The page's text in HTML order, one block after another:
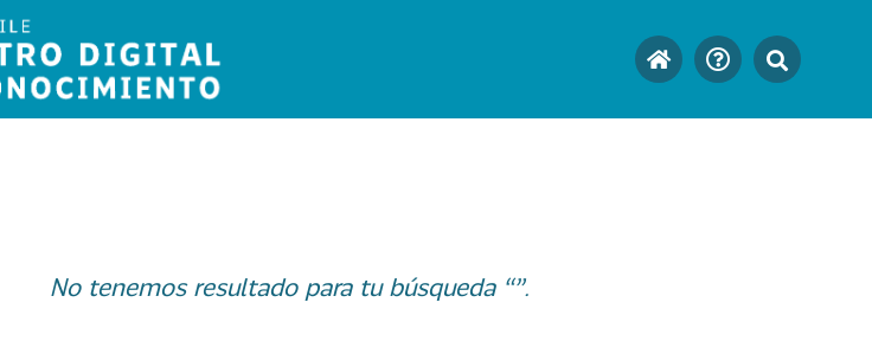
No tenemos resultado para tu búsqueda “”.